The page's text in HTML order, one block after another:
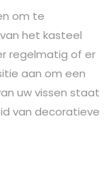
om te
het kasteel
regelmatig of er
aan om een
uw vissen staat
van decoratieve